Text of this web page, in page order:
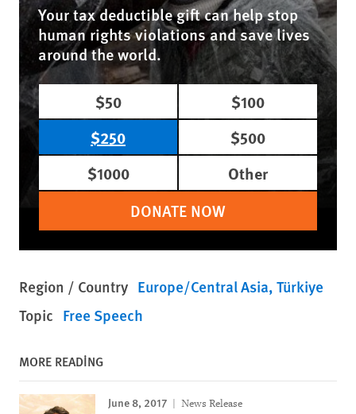
Your tax deductible gift can help stop
human rights violations and save lives
around the world.
$50
$100
$250
$500
$1000
Other
DONATE NOW
Region / Country Europe/Central Asia Türkiye
Topic Free Speech
MORE READING
June 8, 2017 News Release